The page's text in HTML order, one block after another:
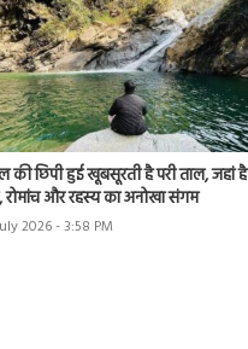
की छिपी हुई खूबसूरती है परी ताल, जहां है
रोमांच और रहस्य का अनोखा संगम
2026 - 3:58 PM